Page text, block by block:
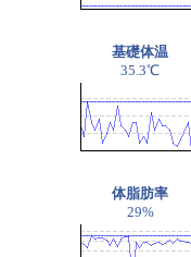
基礎体温
35.3℃
体脂肪率
29%